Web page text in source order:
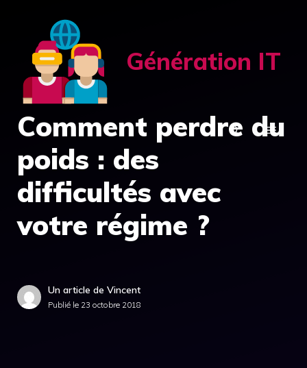
contenu
Génération IT
MENU
Comment perdre du
poids : des
difficultés avec
votre régime ?
Un article de Vincent
Publié le 23 octobre 2018